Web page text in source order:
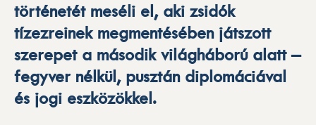
történetét meséli el, aki zsidók
tízezreinek megmentésében játszott
szerepet a második világháború alatt –
fegyver nélkül, pusztán diplomáciával
és jogi eszközökkel.